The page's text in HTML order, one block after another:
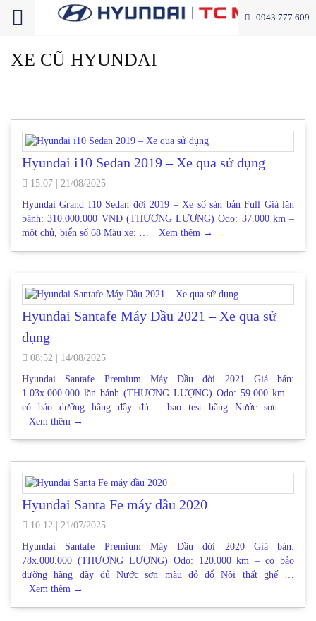
0943 777 609
XE CŨ HYUNDAI
Hyundai i10 Sedan 2019 – Xe qua sử dụng
15:07
21/08/2025
Hyundai Grand I10 Sedan đời 2019 – Xe số sàn bản Full Giá lăn
bánh: 310.000.000 VNĐ (THƯƠNG LƯỢNG) Odo: 37.000 km –
một chủ, biển số 68 Màu xe: …
Xem thêm →
Hyundai Santafe Máy Dầu 2021 – Xe qua sử
dụng
08:52
14/08/2025
Hyundai Santafe Premium Máy Dầu đời 2021 Giá bán:
1.03x.000.000 lăn bánh (THƯƠNG LƯỢNG) Odo: 59.000 km –
có bảo dưỡng hãng đầy đủ – bao test hãng Nước sơn …
Xem thêm →
Hyundai Santa Fe máy dầu 2020
10:12
21/07/2025
Hyundai Santafe Premium Máy Dầu đời 2020 Giá bán:
78x.000.000 (THƯƠNG LƯỢNG) Odo: 120.000 km – có bảo
dưỡng hãng đầy đủ Nước sơn màu đỏ đổ Nội thất ghế …
Xem thêm →